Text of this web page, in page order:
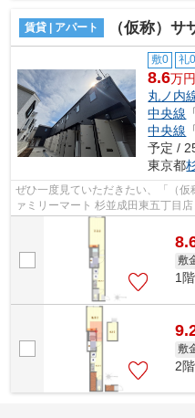
賃貸 | アパート （仮称）
敷0 礼0
8.6万
丸ノ内
中央線
中央線
予定 /
東京都
ぜひ一度見ていただきたい、「（
ァミリーマート 杉並成田東五丁目
もポイント。好評の駅近物件となっ
敷
1
敷
2